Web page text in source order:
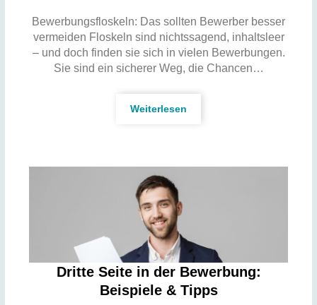
Bewerbungsfloskeln: Das sollten Bewerber besser
vermeiden Floskeln sind nichtssagend, inhaltsleer
– und doch finden sie sich in vielen Bewerbungen.
Sie sind ein sicherer Weg, die Chancen…
Weiterlesen
Dritte Seite in der Bewerbung:
Beispiele & Tipps